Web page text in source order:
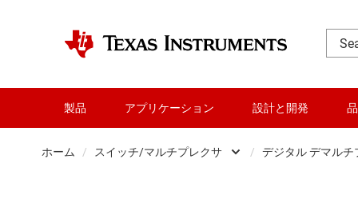
製品 アプリケーション 設計と開発
ホーム / スイッチ/マルチプレクサ / デジタル デマル